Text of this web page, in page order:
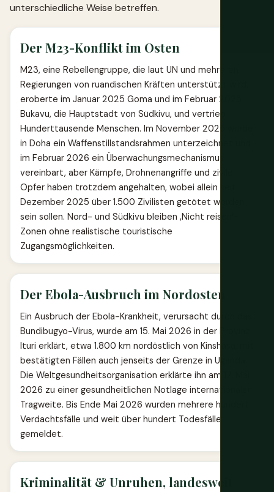
unterschiedliche Weise betreffen.
Der M23-Konflikt im Osten
M23, eine Rebellengruppe, die laut UN und mehreren
Regierungen von ruandischen Kräften unterstützt wird,
eroberte im Januar 2025 Goma und im Februar 2025
Bukavu, die Hauptstadt von Südkivu, und vertrieb
Hunderttausende Menschen. Im November 2025 wurde
in Doha ein Waffenstillstandsrahmen unterzeichnet und
im Februar 2026 ein Überwachungsmechanismus
vereinbart, aber Kämpfe, Drohnenangriffe und zivile
Opfer haben trotzdem angehalten, wobei allein seit
Dezember 2025 über 1.500 Zivilisten getötet worden
sein sollen. Nord- und Südkivu bleiben ‚Nicht reisen‘-
Zonen ohne realistische touristische
Zugangsmöglichkeiten.
Der Ebola-Ausbruch im Nordosten
Ein Ausbruch der Ebola-Krankheit, verursacht durch das
Bundibugyo-Virus, wurde am 15. Mai 2026 in der Provinz
Ituri erklärt, etwa 1.800 km nordöstlich von Kinshasa, mit
bestätigten Fällen auch jenseits der Grenze in Uganda.
Die Weltgesundheitsorganisation erklärte ihn am 17. Mai
2026 zu einer gesundheitlichen Notlage internationaler
Tragweite. Bis Ende Mai 2026 wurden mehrere hundert
Verdachtsfälle und weit über hundert Todesfälle
gemeldet.
Kriminalität & Unruhen, landesweit